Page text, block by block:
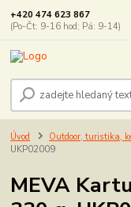
+420 474 623 867
(Po-Čt: 9-16 hod; Pá: 9-14)
Úvod Outdoor, turistika,
UKP02009
MEVA